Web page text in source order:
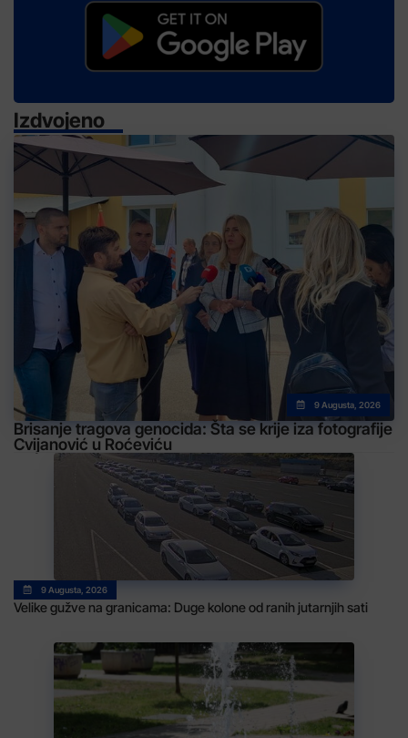
Izdvojeno
9 Augusta, 2026
Brisanje tragova genocida: Šta se krije iza fotografije
Cvijanović u Roćeviću
9 Augusta, 2026
Velike gužve na granicama: Duge kolone od ranih jutarnjih sati